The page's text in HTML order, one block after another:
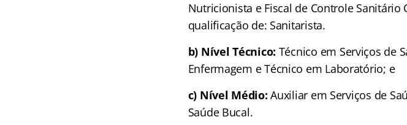
Nutricionista e Fiscal de Controle
qualificação de: Sanitarista.
b) Nível Técnico: Técnico em Serviços de
Enfermagem e Técnico em Laboratório; e
c) Nível Médio: Auxiliar em Serviços de
Saúde Bucal.